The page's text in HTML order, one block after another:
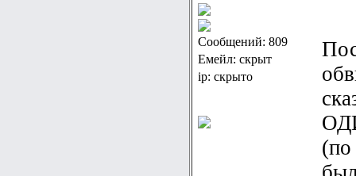
Сообщений: 809
Емейл: скрыт
ip: скрыто
(по